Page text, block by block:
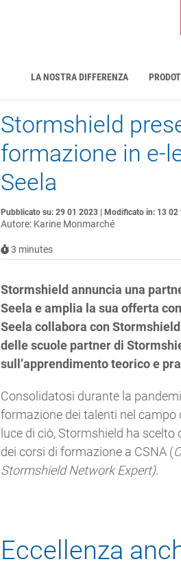
LA NOSTRA DIFFERENZA
Difesa
Stormshield
formazione in e-
Seela
Pubblicato su: 29 01 2023 | Modificato in: 13 02
Autore: Karine Monmarché
3 minutes
Stormshield annuncia una
Seela e amplia la sua offerta
Seela collabora con
delle scuole partner di
sull’apprendimento teorico e
Consolidatosi durante la
formazione dei talenti nel campo
luce di ciò, Stormshield ha
dei corsi di formazione a CSNA (
Stormshield Network Expert).
Eccellenza